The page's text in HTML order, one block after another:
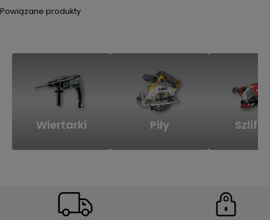
Powiązane produkty
Wiertarki Piły